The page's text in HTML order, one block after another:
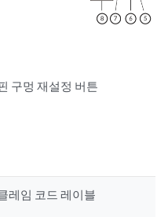
구멍 재설정 버튼
레임 코드 레이블